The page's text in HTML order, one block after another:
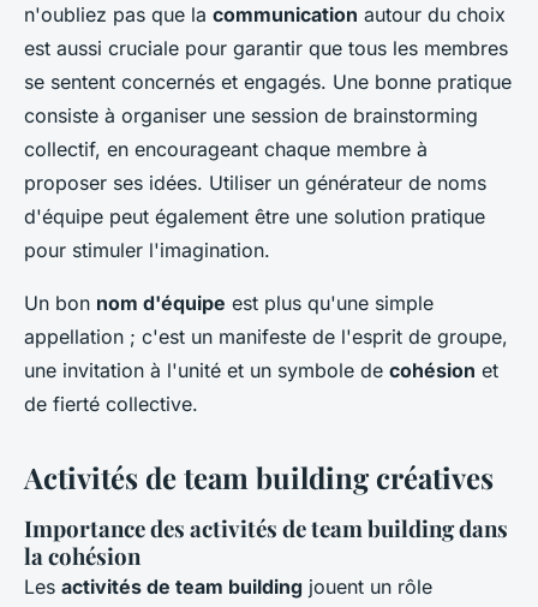
n'oubliez pas que la communication autour du choix
est aussi cruciale pour garantir que tous les membres
se sentent concernés et engagés. Une bonne pratique
consiste à organiser une session de brainstorming
collectif, en encourageant chaque membre à
proposer ses idées. Utiliser un générateur de noms
d'équipe peut également être une solution pratique
pour stimuler l'imagination.
Un bon nom d'équipe est plus qu'une simple
appellation ; c'est un manifeste de l'esprit de groupe,
une invitation à l'unité et un symbole de cohésion et
de fierté collective.
Activités de team building créatives
Importance des activités de team building dans
la cohésion
Les activités de team building jouent un rôle